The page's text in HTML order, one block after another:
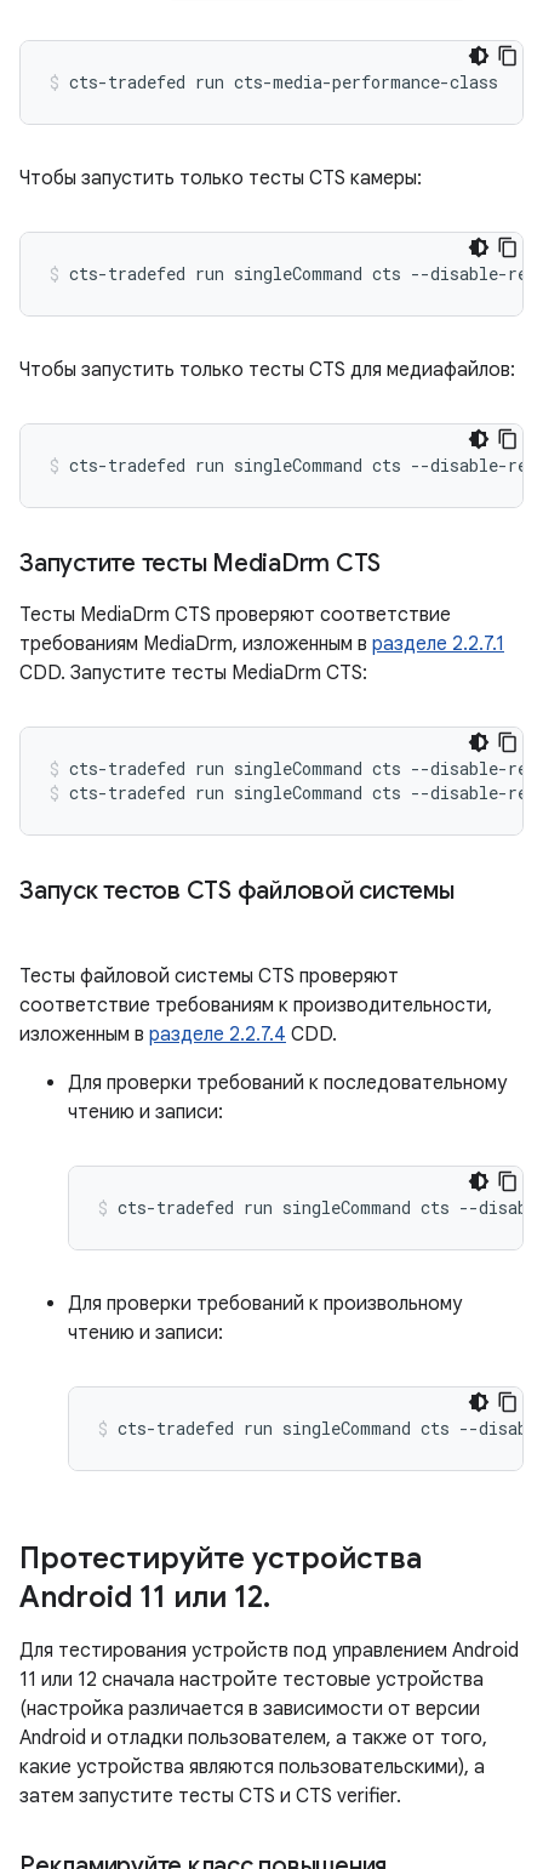
cts-tradefed run cts-media-performance-class
Чтобы запустить только тесты CTS камеры:
cts-tradefed run singleCommand cts --disable-
Чтобы запустить только тесты CTS для медиафайлов:
cts-tradefed run singleCommand cts --disable-
Запустите тесты MediaDrm CTS
Тесты MediaDrm CTS проверяют соответствие
требованиям MediaDrm, изложенным в разделе 2.2.7.1
CDD. Запустите тесты MediaDrm CTS:
cts-tradefed run singleCommand cts --disable-
cts-tradefed run singleCommand cts --disable-
Запуск тестов CTS файловой системы
Тесты файловой системы CTS проверяют
соответствие требованиям к производительности,
изложенным в разделе 2.2.7.4 CDD.
Для проверки требований к последовательному
чтению и записи:
cts-tradefed run singleCommand cts --
Для проверки требований к произвольному
чтению и записи:
cts-tradefed run singleCommand cts --
Протестируйте устройства
Android 11 или 12.
Для тестирования устройств под управлением Android
11 или 12 сначала настройте тестовые устройства
(настройка различается в зависимости от версии
Android и отладки пользователем, а также от того,
какие устройства являются пользовательскими), а
затем запустите тесты CTS и CTS verifier.